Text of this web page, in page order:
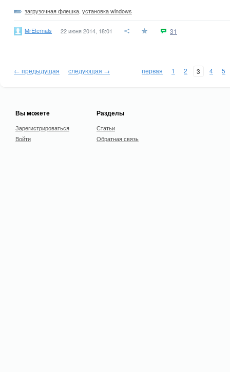
загрузочная флешка установка windows
MrEternals 22 июня 2014, 18:01 31
← предыдущая следующая → первая 1 2 3 4 5
Вы можете
Зарегистрироваться
Войти
Разделы
Статьи
Обратная связь